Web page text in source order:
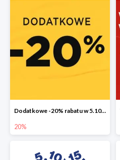
Dodatkowe -20% rabatu w 5.10.15
20%